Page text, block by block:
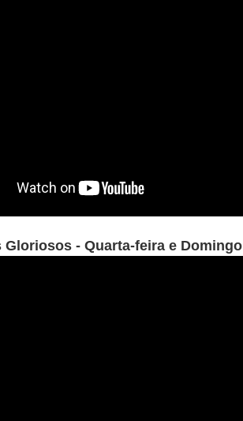
Gloriosos - Quarta-feira e Domingo